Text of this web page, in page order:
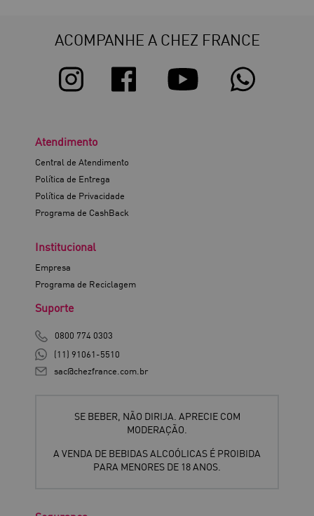
ACOMPANHE A CHEZ FRANCE
Atendimento
Central de Atendimento
Política de Entrega
Política de Privacidade
Programa de CashBack
Institucional
Empresa
Programa de Reciclagem
Suporte
0800 774 0303
(11) 91061-5510
sac@chezfrance.com.br
SE BEBER, NÃO DIRIJA. APRECIE COM
MODERAÇÃO.
A VENDA DE BEBIDAS ALCOÓLICAS É PROIBIDA
PARA MENORES DE 18 ANOS.